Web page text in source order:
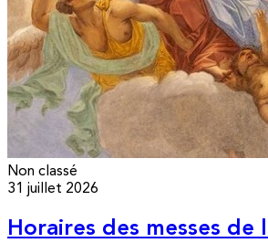
Non classé
31 juillet 2026
Horaires des messes de